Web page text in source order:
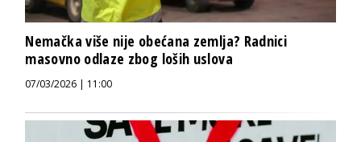
Nemačka više nije obećana zemlja? Radnici
masovno odlaze zbog loših uslova
07/03/2026 | 11:00